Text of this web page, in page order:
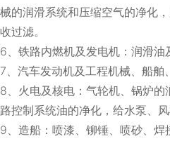
械的润滑系统和压缩空气的净化
收过滤。
6、铁路内燃机及发电机：润滑油
7、汽车发动机及工程机械、船舶
8、火电及核电：气轮机、锅炉
路控制系统油的净化，给水泵、
9、造船：喷漆、铆锤、喷砂、焊